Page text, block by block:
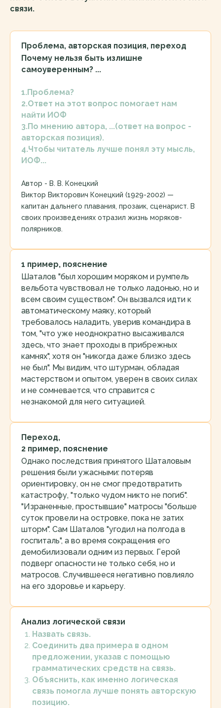
связи.
Проблема, авторская позиция, переход
Почему нельзя быть излишне
самоуверенным? ...
1.Проблема?
2.Ответ на этот вопрос помогает нам
найти ИОФ
3.По мнению автора, ...(ответ на вопрос -
авторская позиция).
4.Чтобы читатель лучше понял эту мысль,
ИОФ...
Автор - В. В. Конецкий
Виктор Викторович Конецкий (1929-2002) —
капитан дальнего пла­ва­ния, прозаик, сценарист. В
своих произведениях отразил жизнь моряков-
полярников.
1 пример, пояснение
Шаталов "был хорошим моряком и румпель
вельбота чувствовал не только ладонью, но и
всем своим существом". Он вызвался идти к
автоматическому маяку, который
требовалось наладить, уверив командира в
том, "что уже неоднократно высаживался
здесь, что знает проходы в прибрежных
камнях", хотя он "никогда даже близко здесь
не был". Мы видим, что штурман, обладая
мастерством и опытом, уверен в своих силах
и не сомневается, что справится с
незнакомой для него ситуацией.
Переход,
2 пример, пояснение
Однако последствия принятого Шаталовым
решения были ужасными: потеряв
ориентировку, он не смог предотвратить
катастрофу, "только чудом никто не погиб".
"Израненные, простывшие" матросы "больше
суток провели на островке, пока не затих
шторм". Сам Шаталов "угодил на полгода в
госпиталь", а во время сокращения его
демобилизовали одним из первых. Герой
подверг опасности не только себя, но и
матросов. Случившееся негативно повлияло
на его здоровье и карьеру.
Анализ логической связи
Назвать связь.
Соединить два примера в одном
предложении, указав с помощью
грамматических средств на связь.
Объяснить, как именно логическая
связь помогла лучше понять авторскую
позицию.